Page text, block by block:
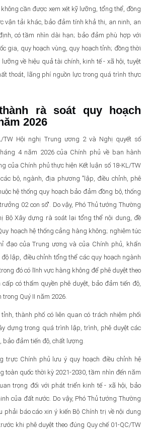
cần được xem xét kỹ lưỡng, tổng thể, đồng
vận tải khác, bảo đảm tính khả thi, an ninh, an
có tầm nhìn dài hạn; bảo đảm phù hợp với
gia, quy hoạch vùng, quy hoạch tỉnh; đồng thời
về hiệu quả tài chính, kinh tế - xã hội, tuyệt
thoát, lãng phí nguồn lực trong quá trình thực
rà soát quy hoạch
2026
TW Hội nghị Trung ương 2 và Nghị quyết số
4 năm 2026 của Chính phủ về ban hành
của Chính phủ thực hiện Kết luận số 18-KL/TW
bộ, ngành, địa phương "lập, điều chỉnh, phê
hệ thống quy hoạch bảo đảm đồng bộ, thống
02 con số". Do vậy, Phó Thủ tướng Thường
Bộ Xây dựng rà soát lại tổng thể nội dung, đề
hoạch hệ thống cảng hàng không; nghiêm túc
đạo của Trung ương và của Chính phủ, khẩn
lập, điều chỉnh tổng thể các quy hoạch ngành
đó có lĩnh vực hàng không để phê duyệt theo
có thẩm quyền phê duyệt, bảo đảm tiến độ,
Quý II năm 2026.
thành phố có liên quan có trách nhiệm phối
dựng trong quá trình lập, trình, phê duyệt các
bảo đảm tiến độ, chất lượng.
trực Chính phủ lưu ý quy hoạch điều chỉnh hệ
toàn quốc thời kỳ 2021-2030, tầm nhìn đến năm
trọng đối với phát triển kinh tế - xã hội, bảo
của đất nước. Do vậy, Phó Thủ tướng Thường
phải báo cáo xin ý kiến Bộ Chính trị về nội dung
khi phê duyệt theo đúng Quy chế 01-QC/TW